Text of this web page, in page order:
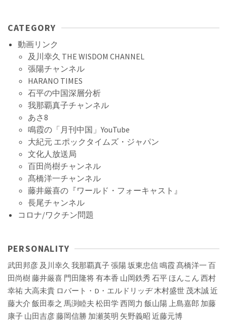
CATEGORY
動画リンク
及川幸久 THE WISDOM CHANNEL
張陽チャンネル
HARANO TIMES
石平の中国深層分析
我那覇真子チャンネル
あさ8
鳴霞の「月刊中国」YouTube
大紀元 エポックタイムズ・ジャパン
文化人放送局
百田尚樹チャンネル
髙橋洋一チャンネル
藤井厳喜の『ワールド・フォーキャスト』
長尾チャンネル
コロナ/ワクチン問題
PERSONALITY
武田邦彦 及川幸久 我那覇真子張陽坂東忠信鳴霞 髙橋洋一 百
田尚樹藤井厳喜 門田隆将有本香 山岡鉄秀 石平 ほんこん 西村
幸祐 大高未貴 ロバート・D・エルドリッヂ木村盛世 茂木誠近
藤大介 飯田泰之 馬渕睦夫 松田学 西岡力 飯山陽上島嘉郎 加藤
康子 山田吉彦藤岡信勝 加瀬英明 矢野義昭 近藤元博